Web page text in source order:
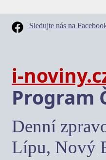
Sledujte nás na
i-
Program
Denní
Lípu, Nový